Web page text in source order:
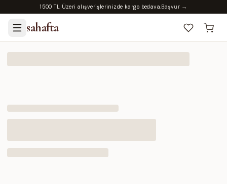
1500 TL Üzeri alışverişlerinizde kargo bedava.Başvur →
sahafta